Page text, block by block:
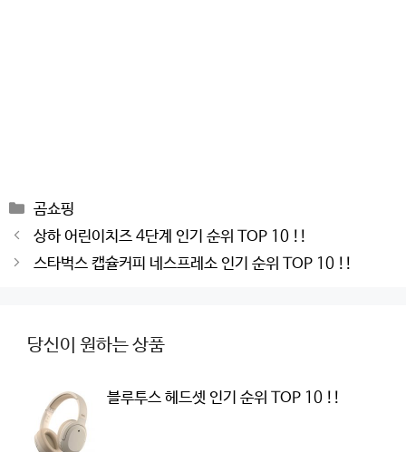
Categories
곰쇼핑
Post
navigation
상하 어린이치즈 4단계 인기 순위 TOP 10 !!
스타벅스 캡슐커피 네스프레소 인기 순위 TOP 10 !!
당신이 원하는 상품
블루투스 헤드셋 인기 순위 TOP 10 !!